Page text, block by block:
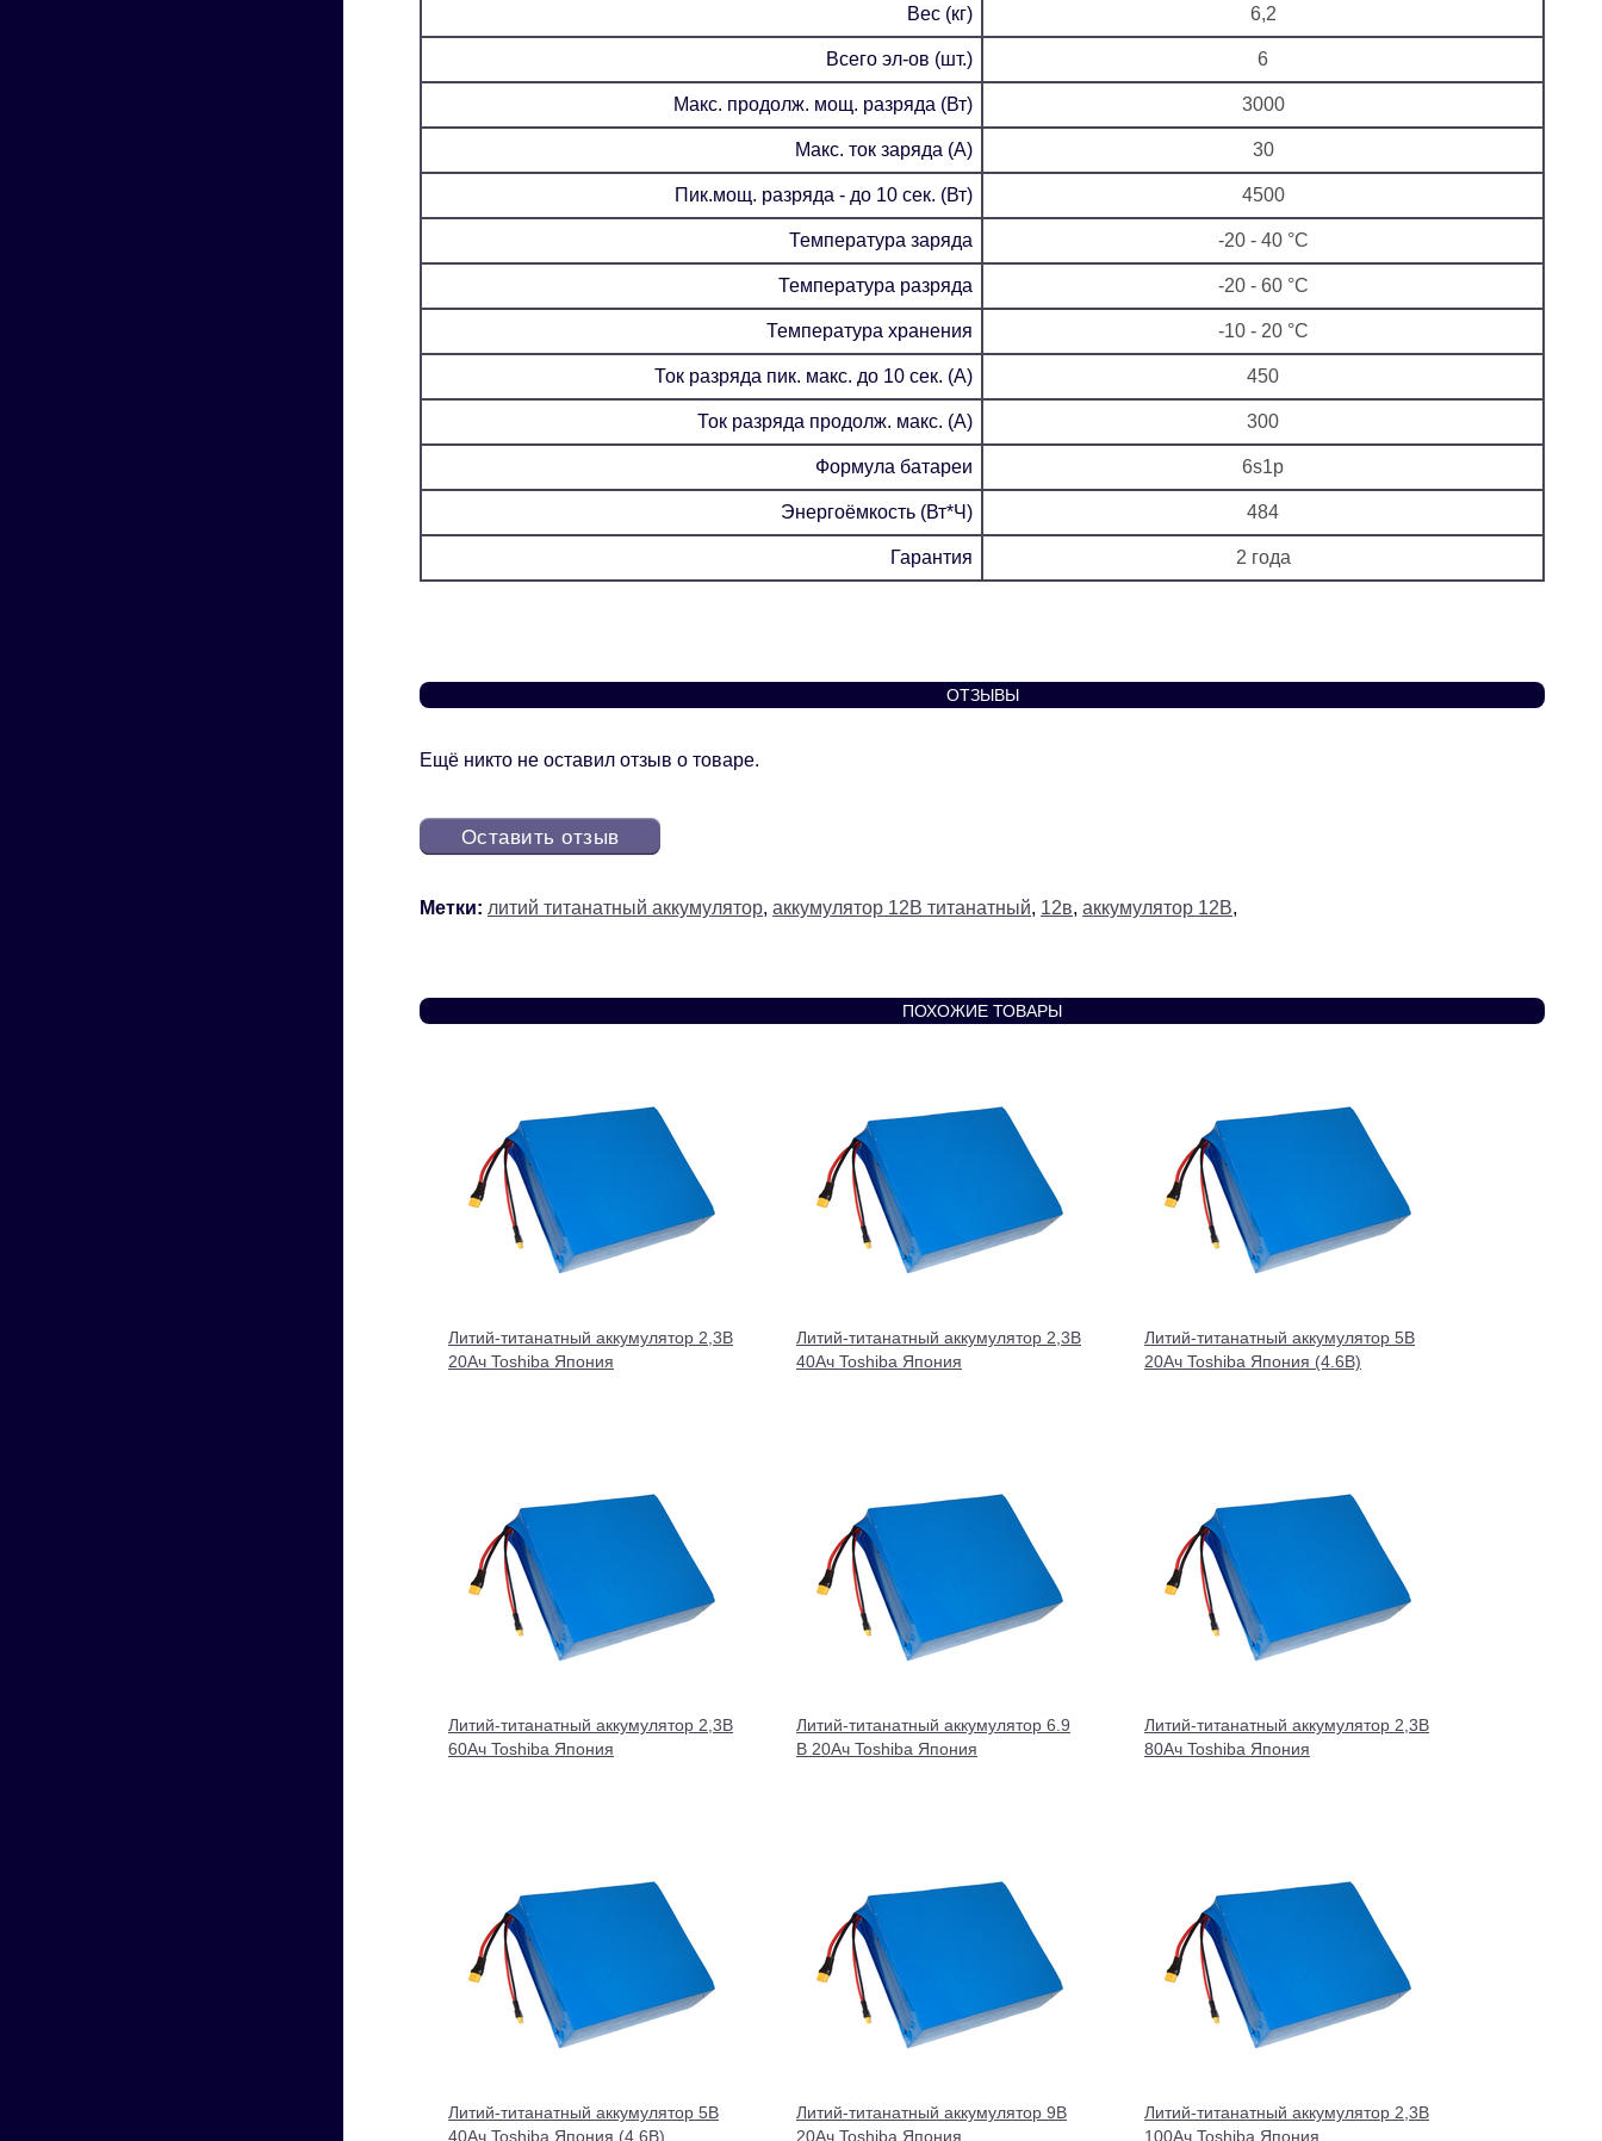
Вес (кг) 6,2
Всего эл-ов (шт.) 6
Макс. продолж. мощ. разряда (Вт) 3000
Макс. ток заряда (А) 30
Пик.мощ. разряда - до 10 сек. (Вт) 4500
Температура заряда -20 - 40 °C
Температура разряда -20 - 60 °C
Температура хранения -10 - 20 °C
Ток разряда пик. макс. до 10 сек. (А) 450
Ток разряда продолж. макс. (А) 300
Формула батареи 6s1p
Энергоёмкость (Вт*Ч) 484
Гарантия 2 года
ОТЗЫВЫ
Ещё никто не оставил отзыв о товаре.
Оставить отзыв
Метки: литий титанатный аккумулятор, аккумулятор 12В титанатный, 12в, аккумулятор 12В,
ПОХОЖИЕ ТОВАРЫ
Литий-титанатный аккумулятор 2,3В
20Ач Toshiba Япония
Литий-титанатный аккумулятор 2,3В
40Ач Toshiba Япония
Литий-титанатный аккумулятор 5В
20Ач Toshiba Япония (4.6В)
Литий-титанатный аккумулятор 2,3В
60Ач Toshiba Япония
Литий-титанатный аккумулятор 6.9
В 20Ач Toshiba Япония
Литий-титанатный аккумулятор 2,3В
80Ач Toshiba Япония
Литий-титанатный аккумулятор 5В
40Ач Toshiba Япония (4.6В)
Литий-титанатный аккумулятор 9В
20Ач Toshiba Япония
Литий-титанатный аккумулятор 2,3В
100Ач Toshiba Япония